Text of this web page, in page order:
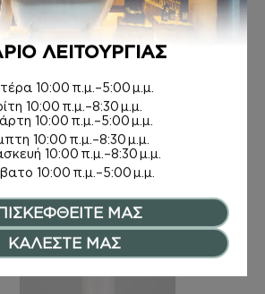
Ε argan oil
Inspired by TWILLY
14,00€
ΛΕΙΤΟΥΡΓΙΑΣ
10:00 π.μ.–5:00 μ.μ.
10:00 π.μ.–8:30 μ.μ.
10:00 π.μ.–5:00 μ.μ.
10:00 π.μ.–8:30 μ.μ.
10:00 π.μ.–8:30 μ.μ.
10:00 π.μ.–5:00 μ.μ.
ΜΑΣ
ΚΑΛΕΣΤΕ ΜΑΣ